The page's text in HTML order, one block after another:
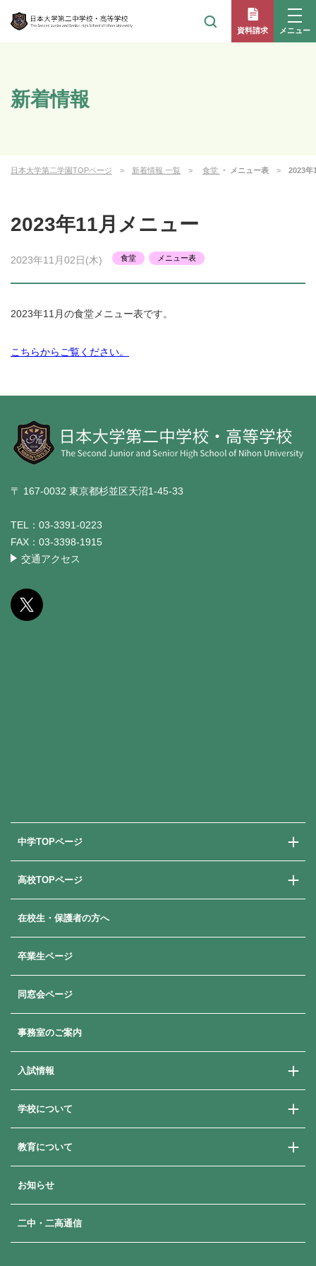
資料請求 メニュー
新着情報
日本大学第二学園TOPページ 新着情報 一覧 食堂 ・ メニュー表 2023年
2023年11月メニュー
2023年11月02日(木) 食堂 メニュー表
2023年11月の食堂メニュー表です。
こちらからご覧ください。
〒 167-0032 東京都杉並区天沼1-45-33
TEL： 03-3391-0223
FAX： 03-3398-1915
交通アクセス
中学TOPページ
中学校での学び
高校TOPページ
高校での学び
在校生・保護者の方へ
卒業生ページ
同窓会ページ
事務室のご案内
入試情報
学校説明会
よくある質問
学校について
ご挨拶
歴史と沿革
教育について
進路指導
補習・講習
お知らせ
二中・二高通信